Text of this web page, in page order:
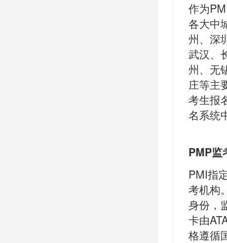
作为
各大中
州、深
武汉、
州、无
庄等主
考生报
名系统
PMP监
PMI指
考机构
身份，
卡由
格遵循